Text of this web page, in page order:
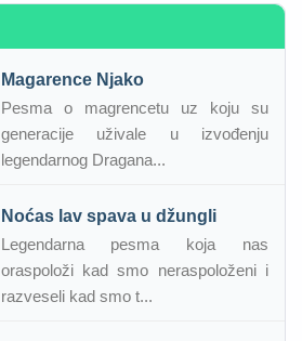
Magarence Njako
Pesma o magrencetu uz koju su
generacije uživale u izvođenju
legendarnog Dragana...
Noćas lav spava u džungli
Legendarna pesma koja nas
oraspoloži kad smo neraspoloženi i
razveseli kad smo t...